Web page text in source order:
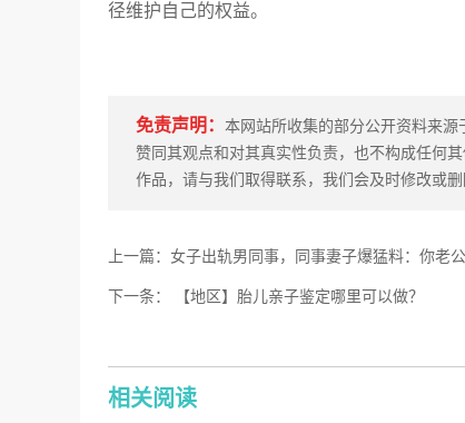
径维护自己的权益。
免责声明： 本网站所收集的部分公开资料来
赞同其观点和对其真实性负责，也不构成任何
作品，请与我们取得联系，我们会及时修改或删
上一篇：女子出轨男同事，同事妻子爆猛料：你老
下一条： 【地区】胎儿亲子鉴定哪里可以做？
相关阅读